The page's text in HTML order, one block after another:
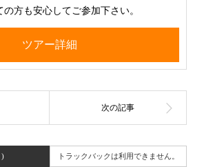
方も安心してご参加下さい。
ツアー詳細
) トラックバックは利用できません。